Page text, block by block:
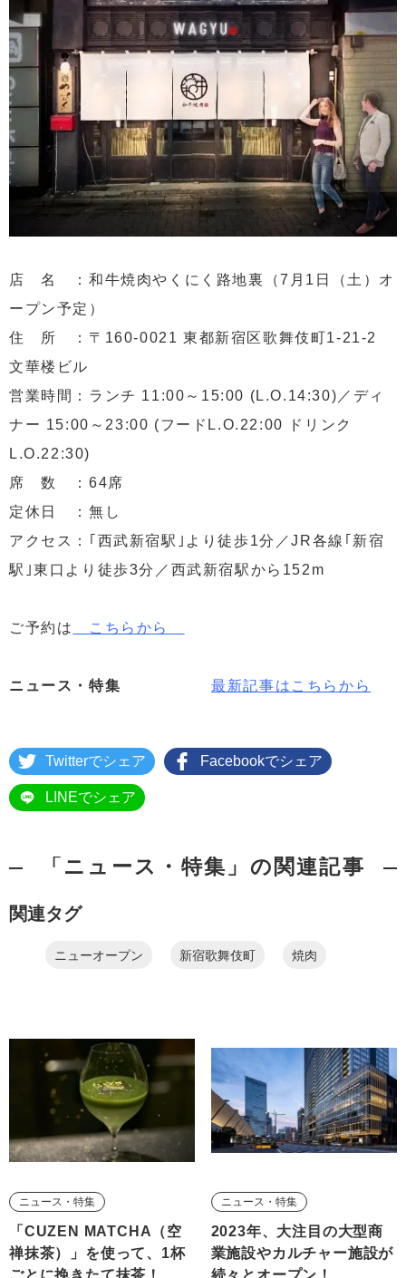
店 名 ：和牛焼肉やくにく路地裏（7月1日（土）オ
ープン予定）
住 所 ：〒160-0021 東都新宿区歌舞伎町1-21-2
文華楼ビル
営業時間：ランチ 11:00～15:00 (L.O.14:30)／ディ
ナー 15:00～23:00 (フードL.O.22:00 ドリンク
L.O.22:30)
席 数 ：64席
定休日 ：無し
アクセス：｢西武新宿駅｣より徒歩1分／JR各線｢新宿
駅｣東口より徒歩3分／西武新宿駅から152m
ご予約は こちらから
ニュース・特集 最新記事はこちらから
Twitterでシェア Facebookでシェア
LINEでシェア
「ニュース・特集」の関連記事
関連タグ
ニューオープン 新宿歌舞伎町 焼肉
ニュース・特集
「CUZEN MATCHA（空
禅抹茶）」を使って、1杯
ごとに挽きたて抹茶！
ニュース・特集
2023年、大注目の大型商
業施設やカルチャー施設が
続々とオープン！